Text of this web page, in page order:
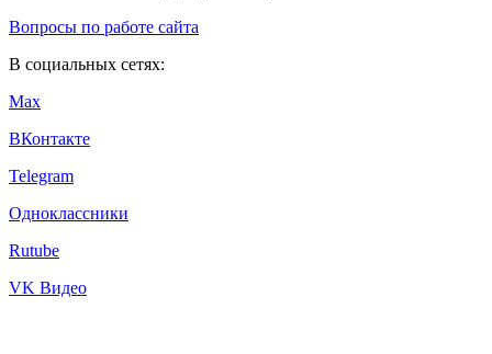
Вопросы по работе сайта
В социальных сетях:
Max
ВКонтакте
Telegram
Одноклассники
Rutube
VK Видео